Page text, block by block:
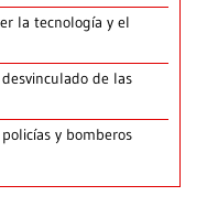
la tecnología y el
de las
y bomberos